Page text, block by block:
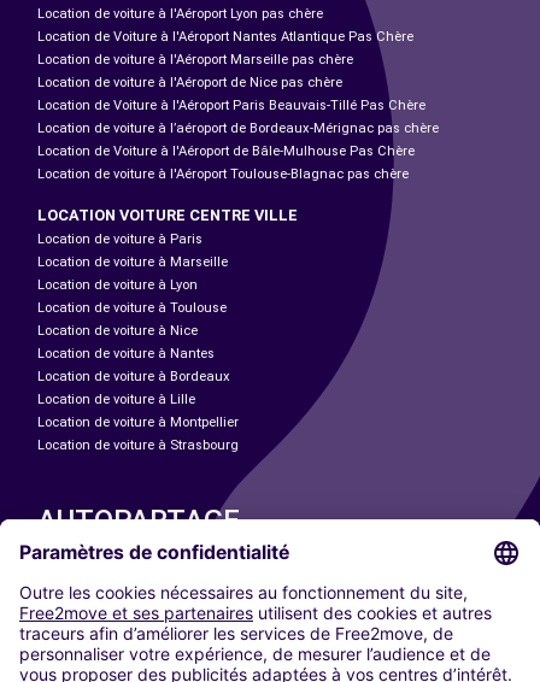
Location de voiture à l'Aéroport Lyon pas chère
Location de Voiture à l'Aéroport Nantes Atlantique Pas Chère
Location de voiture à l'Aéroport Marseille pas chère
Location de voiture à l'Aéroport de Nice pas chère
Location de Voiture à l'Aéroport Paris Beauvais-Tillé Pas Chère
Location de voiture à l’aéroport de Bordeaux-Mérignac pas chère
Location de Voiture à l'Aéroport de Bâle-Mulhouse Pas Chère
Location de voiture à l'Aéroport Toulouse-Blagnac pas chère
LOCATION VOITURE CENTRE VILLE
Location de voiture à Paris
Location de voiture à Marseille
Location de voiture à Lyon
Location de voiture à Toulouse
Location de voiture à Nice
Location de voiture à Nantes
Location de voiture à Bordeaux
Location de voiture à Lille
Location de voiture à Montpellier
Location de voiture à Strasbourg
AUTOPARTAGE
Paris
Madrid
Washington DC
Milan